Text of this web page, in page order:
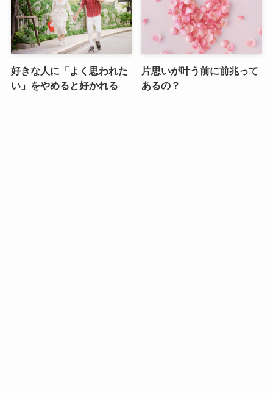
好きな人に「よく思われた
い」をやめると好かれる
片思いが叶う前に前兆って
あるの？